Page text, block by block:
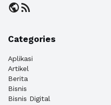
publicrss_feed
Categories
Aplikasi
Artikel
Berita
Bisnis
Bisnis Digital